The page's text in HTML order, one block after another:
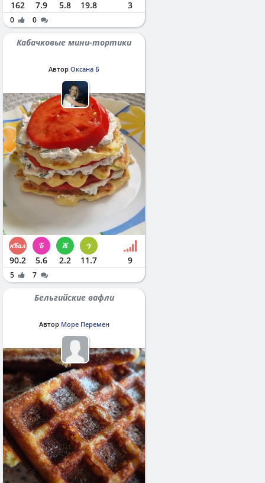
162 7.9 5.8 19.8 3
0 0
Кабачковые мини-тортики
Автор Оксана Б
90.2 5.6 2.2 11.7 9
5 7
Бельгийские вафли
Автор Море Перемен